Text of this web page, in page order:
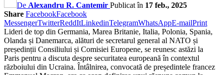
De Alexandru R. Cantemir Publicat în 17 feb., 2025
Share FacebookFacebook
MessengerTwitterReddItLinkedinTelegramWhatsAppE-mailPrint
Lideri de top din Germania, Marea Britanie, Italia, Polonia, Spania,
Olanda și Danemarca, alături de secretarul general al NATO și
președinții Consiliului și Comisiei Europene, se reunesc astăzi la
Paris pentru a discuta despre securitatea europeană în contextul
războiului din Ucraina. Întâlnirea, convocată de președintele francez